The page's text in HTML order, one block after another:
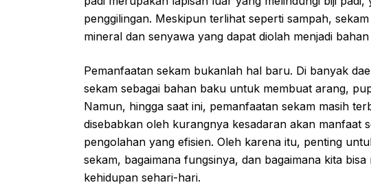
penggilingan. Meskipun terlihat seperti sampah,
mineral dan senyawa yang dapat diolah menjadi
Pemanfaatan sekam bukanlah hal baru. Di banyak
sekam sebagai bahan baku untuk membuat arang,
Namun, hingga saat ini, pemanfaatan sekam masih
disebabkan oleh kurangnya kesadaran akan manfaat
pengolahan yang efisien. Oleh karena itu, penting
sekam, bagaimana fungsinya, dan bagaimana kita
kehidupan sehari-hari.